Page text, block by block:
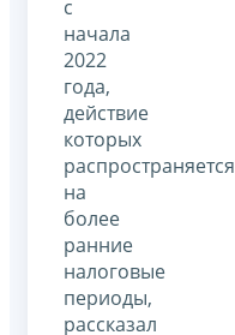
с
начала
2022
года,
действие
которых
распространяется
на
более
ранние
налоговые
периоды,
рассказал